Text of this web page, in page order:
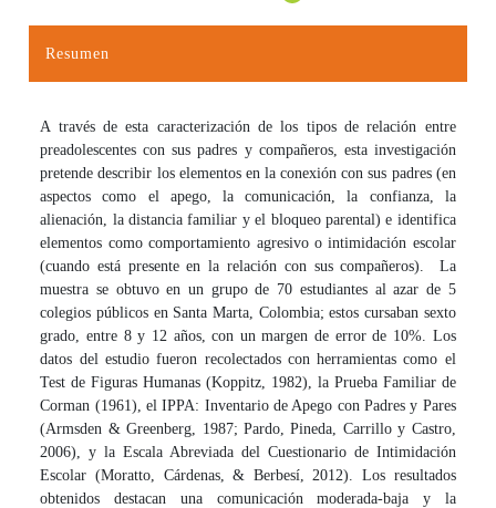
Resumen
A través de esta caracterización de los tipos de relación entre
preadolescentes con sus padres y compañeros, esta investigación
pretende describir los elementos en la conexión con sus padres (en
aspectos como el apego, la comunicación, la confianza, la
alienación, la distancia familiar y el bloqueo parental) e identifica
elementos como comportamiento agresivo o intimidación escolar
(cuando está presente en la relación con sus compañeros). La
muestra se obtuvo en un grupo de 70 estudiantes al azar de 5
colegios públicos en Santa Marta, Colombia; estos cursaban sexto
grado, entre 8 y 12 años, con un margen de error de 10%. Los
datos del estudio fueron recolectados con herramientas como el
Test de Figuras Humanas (Koppitz, 1982), la Prueba Familiar de
Corman (1961), el IPPA: Inventario de Apego con Padres y Pares
(Armsden & Greenberg, 1987; Pardo, Pineda, Carrillo y Castro,
2006), y la Escala Abreviada del Cuestionario de Intimidación
Escolar (Moratto, Cárdenas, & Berbesí, 2012). Los resultados
obtenidos destacan una comunicación moderada-baja y la